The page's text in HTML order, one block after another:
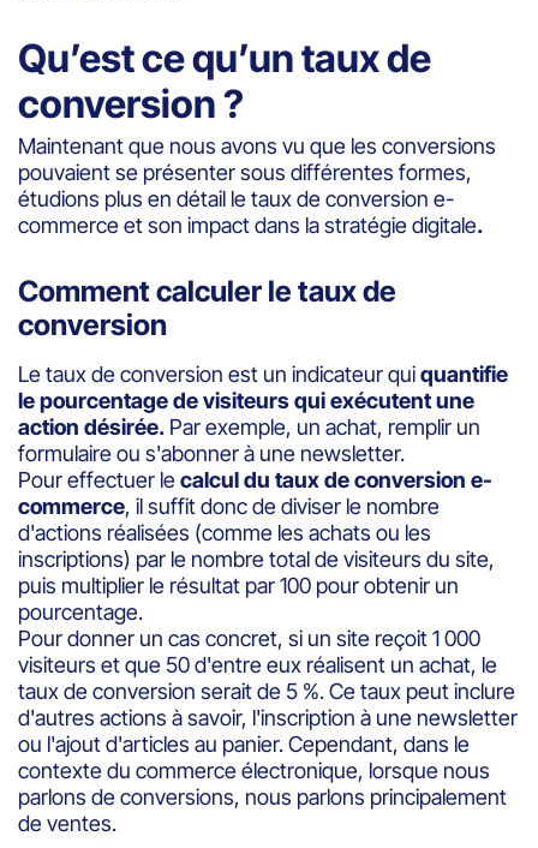
Qu’est ce qu’un taux de
conversion ?
Maintenant que nous avons vu que les conversions
pouvaient se présenter sous différentes formes,
étudions plus en détail le taux de conversion e-
commerce et son impact dans la stratégie digitale.
Comment calculer le taux de
conversion
Le taux de conversion est un indicateur quiquantifie
le pourcentagede visiteurs qui exécutent une
action désirée. Par exemple, un achat, remplir un
formulaire ou s'abonner à une newsletter.
Pour effectuer lecalcul du taux de conversion e-
commerce, il suffit donc de diviser le nombre
d'actions réalisées (comme les achats ou les
inscriptions) par le nombre total de visiteurs du site,
puis multiplier le résultat par 100 pour obtenir un
pourcentage.
Pour donner un cas concret, si un site reçoit 1 000
visiteurs et que 50 d'entre eux réalisent un achat, le
taux de conversion serait de 5 %. Ce taux peut inclure
d'autres actions à savoir, l'inscription à une newsletter
ou l'ajout d'articles au panier. Cependant, dans le
contexte du commerce électronique, lorsque nous
parlons de conversions, nous parlons principalement
de ventes.